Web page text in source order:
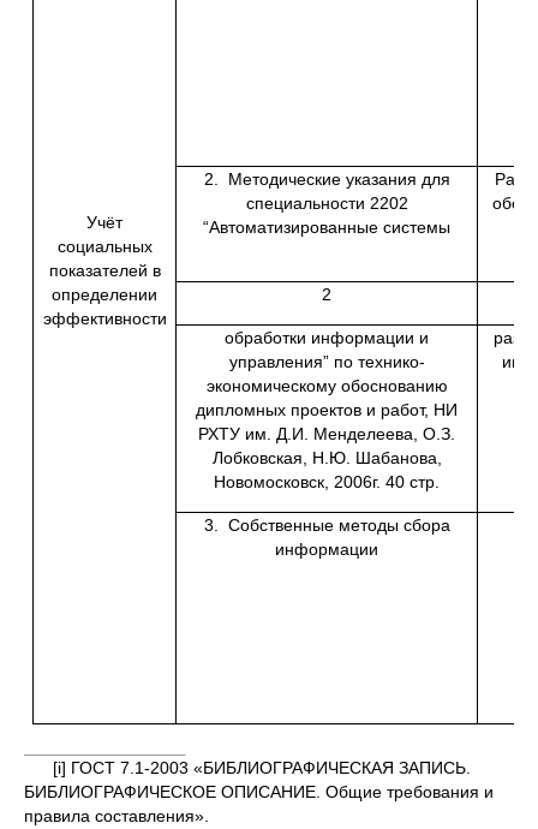
Учёт
социальных
показателей в
определении
эффективности
2. Методические указания для
специальности 2202
“Автоматизированные системы
2
обработки информации и
управления” по технико-
экономическому обоснованию
дипломных проектов и работ, НИ
РХТУ им. Д.И. Менделеева, О.З.
Лобковская, Н.Ю. Шабанова,
Новомосковск, 2006г. 40 стр.
3. Собственные методы сбора
информации
[i] ГОСТ 7.1-2003 «БИБЛИОГРАФИЧЕСКАЯ ЗАПИСЬ.
БИБЛИОГРАФИЧЕСКОЕ ОПИСАНИЕ. Общие требования и
правила составления».